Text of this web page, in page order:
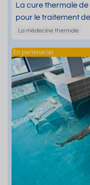
La cure thermale
pour le traitement
La médecine thermale